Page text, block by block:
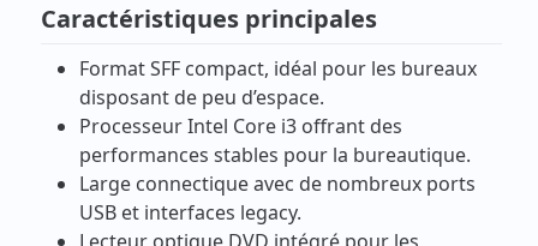
Caractéristiques principales
Format SFF compact, idéal pour les bureaux
disposant de peu d’espace.
Processeur Intel Core i3 offrant des
performances stables pour la bureautique.
Large connectique avec de nombreux ports
USB et interfaces legacy.
Lecteur optique DVD intégré pour les